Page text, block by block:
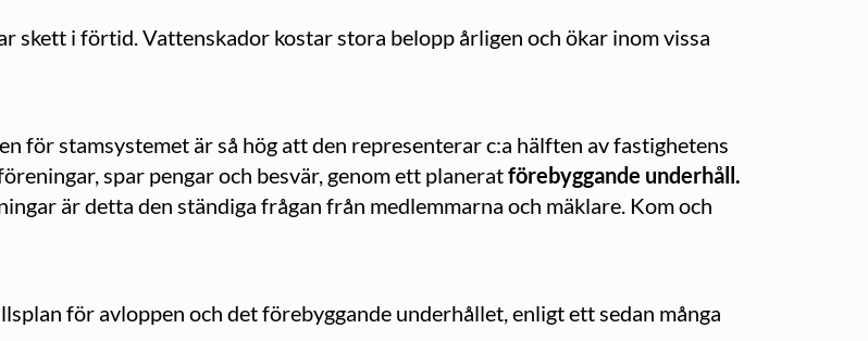
skett i förtid. Vattenskador kostar stora belopp årligen och ökar inom vissa
för stamsystemet är så hög att den representerar c:a hälften av fastighetens
spar pengar och besvär, genom ett planeratförebyggande underhåll.
är detta den ständiga frågan från medlemmarna och mäklare. Kom och
för avloppen och det förebyggande underhållet, enligt ett sedan många